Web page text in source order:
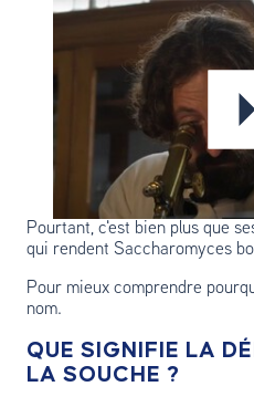
Pourtant, c'est bien plus que
qui rendent Saccharomyces
Pour mieux comprendre
nom.
QUE SIGNIFIE LA
LA SOUCHE ?